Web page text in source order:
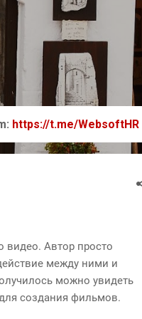
https://t.me/WebsoftHR
видео. Автор просто
между ними и
можно увидеть
создания фильмов.